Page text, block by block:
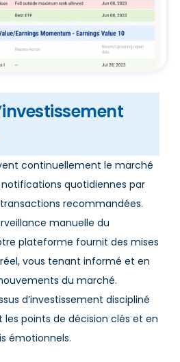
continuellement le marché
quotidiennes par
recommandées.
manuelle du
plateforme fournit des mises
vous tenant informé et en
du marché.
d’investissement discipliné
points de décision clés et en
émotionnels.